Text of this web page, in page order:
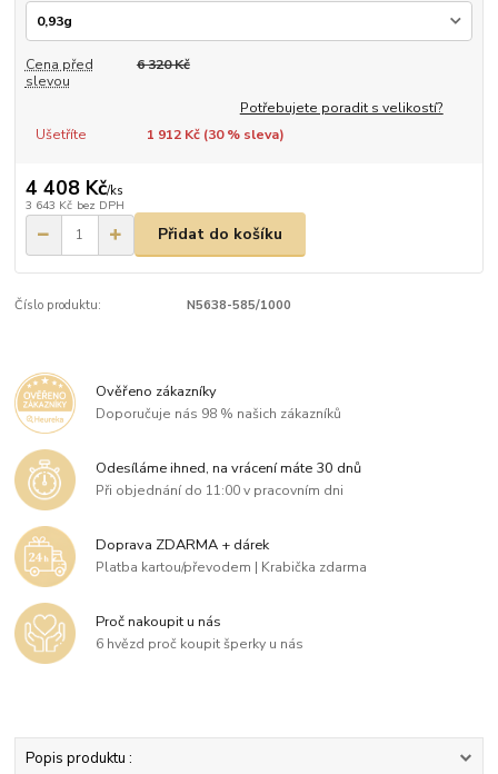
Cena před
slevou
6 320 Kč
Potřebujete poradit s velikostí?
Ušetříte
1 912 Kč (30% sleva)
4 408 Kč/ks
3 643 Kč bez DPH
Přidat do košíku
Číslo produktu: N5638-585/1000
Ověřeno zákazníky
Doporučuje nás 98 % našich zákazníků
Odesíláme ihned, na vrácení máte 30 dnů
Při objednání do 11:00 v pracovním dni
Doprava ZDARMA + dárek
Platba kartou/převodem | Krabička zdarma
Proč nakoupit u nás
6 hvězd proč koupit šperky u nás
Popis produktu :